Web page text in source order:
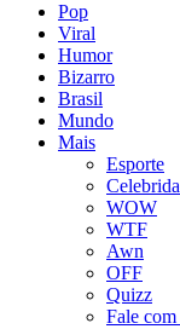
Pop
Viral
Humor
Bizarro
Brasil
Mundo
Mais
Esporte
WOW
WTF
Awn
OFF
Quizz
Fale com